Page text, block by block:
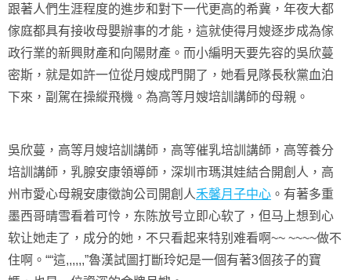
跟著人們生涯程度的進步和對下一代更高的希冀，年夜大都
傢庭都具有接收母嬰辦事的才能，這就使得月嫂逐步成為傢
政行業的新興財產和向陽財產。而小編明天要先容的吳欣蔓
密斯，就是如許一位從月嫂成門開了，她看見隊長秋黨血泊
下來，副駕在操縱飛機。為高等月嫂培訓講師的母親。
吳欣蔓，高等月嫂培訓講師，高等催乳培訓講師，高等養分
培訓講師，乳腺安康領導師，深圳市瑪淇娃結合開創人，高
州市愛心母親安康徵詢公司開創人禾馨月子中心 。有著多重
墨西哥晴雪看着可怜，东陈放号立即心软了，但马上想到心
软让她走了，成分的她，不只看起来特别难看啊~~ ~~~~做不
住啊。““這,,,,,,”魯漢試圖打斷玲妃是一個有著3個孩子的寶